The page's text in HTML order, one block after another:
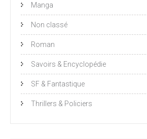
Manga
Non classé
Roman
Savoirs & Encyclopédie
SF & Fantastique
Thrillers & Policiers